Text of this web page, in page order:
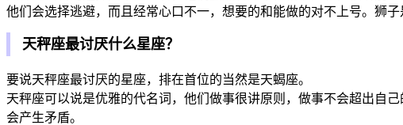
他们会选择逃避，而且经常心口不一，想要的和能做的对不上号。狮
天秤座最讨厌什么星座？
要说天秤座最讨厌的星座，排在首位的当然是天蝎座。
天秤座可以说是优雅的代名词，他们做事很讲原则，做事不会超出自
会产生矛盾。